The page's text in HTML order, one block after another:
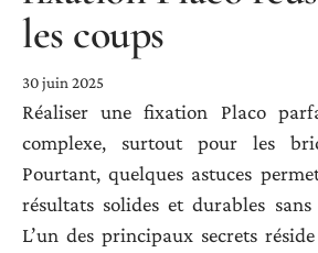
les coups
30 juin 2025
Réaliser une fixation Placo
complexe, surtout pour les
Pourtant, quelques astuces
résultats solides et durables
L’un des principaux secrets